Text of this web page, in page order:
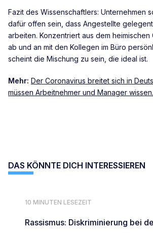
Fazit des Wissenschaftlers: Unternehmen
dafür offen sein, dass Angestellte
arbeiten. Konzentriert aus dem
ab und an mit den Kollegen im Büro
scheint die Mischung zu sein, die ideal ist.
Mehr: Der Coronavirus breitet sich in
müssen Arbeitnehmer und Manager wissen.
DAS KÖNNTE DICH INTERESSIEREN
10 MINUTEN LESEZEIT
Rassismus: Diskriminierung bei